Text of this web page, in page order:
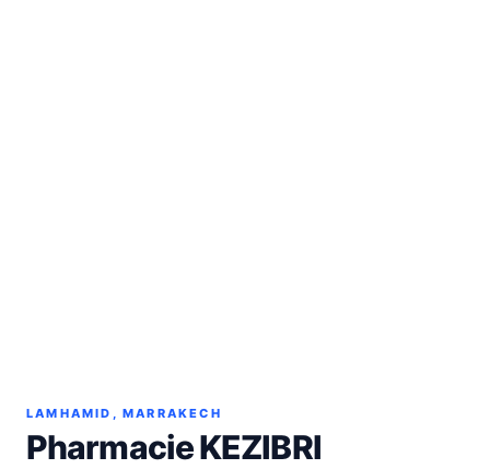
LAMHAMID, MARRAKECH
Pharmacie KEZIBRI